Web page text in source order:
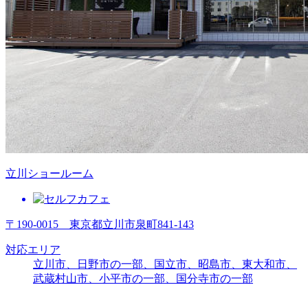
立川ショールーム
〒190-0015 東京都立川市泉町841-143
対応エリア
立川市、日野市の一部、国立市、昭島市、東大和市、
武蔵村山市、 小平市の一部 国分寺市の一部